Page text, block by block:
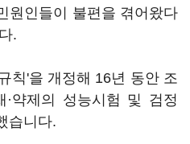
원인들이 불편을 겪어왔다
.
칙'을 개정해 16년 동안 조
약제의 성능시험 및 검정
습니다.